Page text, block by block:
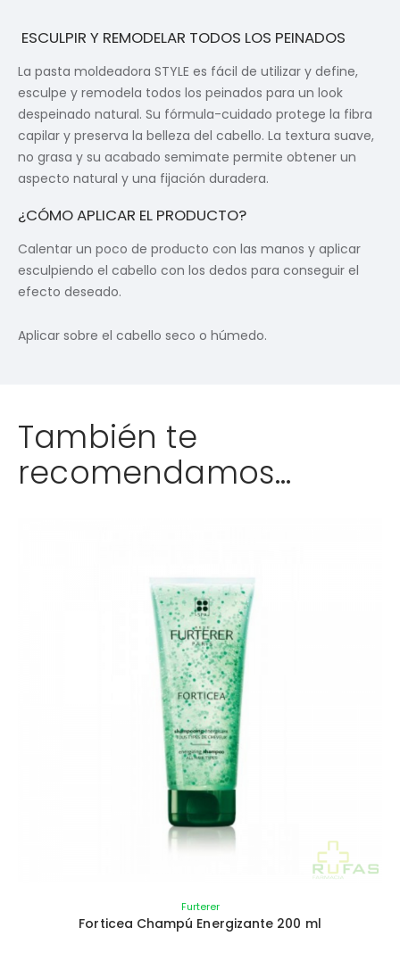
ESCULPIR Y REMODELAR TODOS LOS PEINADOS
La pasta moldeadora STYLE es fácil de utilizar y define,
esculpe y remodela todos los peinados para un look
despeinado natural. Su fórmula-cuidado protege la fibra
capilar y preserva la belleza del cabello. La textura suave,
no grasa y su acabado semimate permite obtener un
aspecto natural y una fijación duradera.
¿CÓMO APLICAR EL PRODUCTO?
Calentar un poco de producto con las manos y aplicar
esculpiendo el cabello con los dedos para conseguir el
efecto deseado.
Aplicar sobre el cabello seco o húmedo.
También te
recomendamos…
Furterer
Forticea Champú Energizante 200 ml